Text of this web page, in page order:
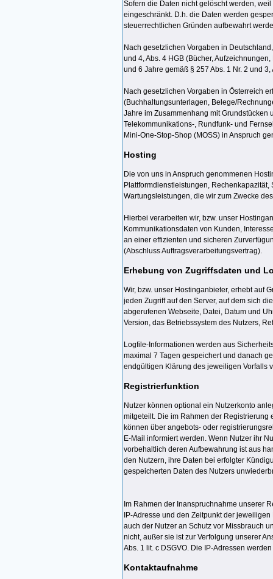
Sofern die Daten nicht gelöscht werden,
eingeschränkt. D.h. die Daten werden
steuerrechtlichen Gründen aufbewahrt
Nach gesetzlichen Vorgaben in
und 4, Abs. 4 HGB (Bücher,
und 6 Jahre gemäß § 257 Abs. 1 Nr. 2 und
Nach gesetzlichen Vorgaben in Österreich
(Buchhaltungsunterlagen, Belege/
Jahre im Zusammenhang mit
Telekommunikations-, Rundfunk- und
Mini-One-Stop-Shop (MOSS) in Anspruch
Hosting
Die von uns in Anspruch genommenen
Plattformdienstleistungen,
Wartungsleistungen, die wir zum Zwecke
Hierbei verarbeiten wir, bzw. unser
Kommunikationsdaten von Kunden,
an einer effizienten und sicheren
(Abschluss Auftragsverarbeitungsvertrag).
Erhebung von Zugriffsdaten und
Wir, bzw. unser Hostinganbieter, erhebt auf
jeden Zugriff auf den Server, auf dem sich
abgerufenen Webseite, Datei, Datum und
Version, das Betriebssystem des Nutzers,
Logfile-Informationen werden aus
maximal 7 Tagen gespeichert und danach
endgültigen Klärung des jeweiligen Vorfalls
Registrierfunktion
Nutzer können optional ein Nutzerkonto
mitgeteilt. Die im Rahmen der
können über angebots- oder
E-Mail informiert werden. Wenn Nutzer ihr
vorbehaltlich deren Aufbewahrung ist aus
den Nutzern, ihre Daten bei erfolgter
gespeicherten Daten des Nutzers
Im Rahmen der Inanspruchnahme unserer
IP-Adresse und den Zeitpunkt der
auch der Nutzer an Schutz vor Missbrauch
nicht, außer sie ist zur Verfolgung unserer
Abs. 1 lit. c DSGVO. Die IP-Adressen
Kontaktaufnahme